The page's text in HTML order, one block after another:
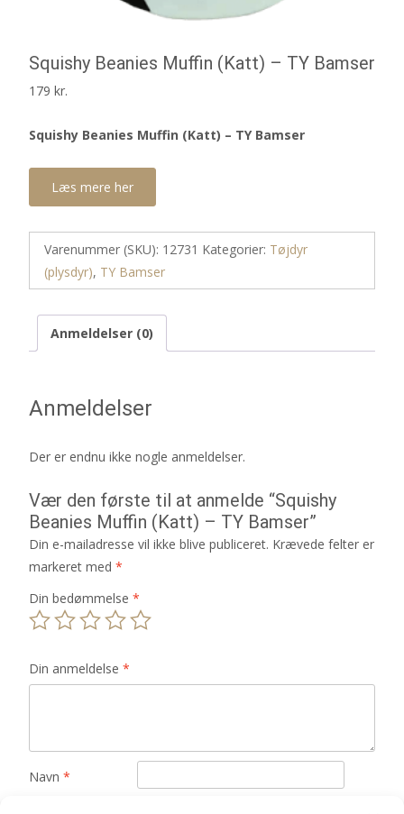
Squishy Beanies Muffin (Katt) – TY Bamser
179 kr.
Squishy Beanies Muffin (Katt) – TY Bamser
Læs mere her
Varenummer (SKU): 12731 Kategorier: Tøjdyr
(plysdyr), TY Bamser
Anmeldelser (0)
Anmeldelser
Der er endnu ikke nogle anmeldelser.
Vær den første til at anmelde “Squishy
Beanies Muffin (Katt) – TY Bamser”
Din e-mailadresse vil ikke blive publiceret. Krævede felter er
markeret med *
Din bedømmelse *
Din anmeldelse *
Navn *